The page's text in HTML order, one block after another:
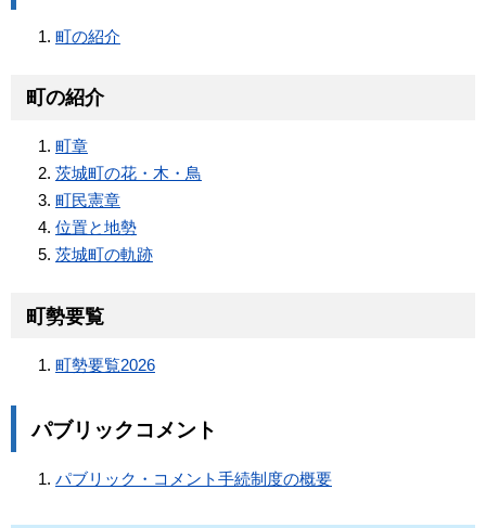
町の紹介
町の紹介
町章
茨城町の花・木・鳥
町民憲章
位置と地勢
茨城町の軌跡
町勢要覧
町勢要覧2026
パブリックコメント
パブリック・コメント手続制度の概要